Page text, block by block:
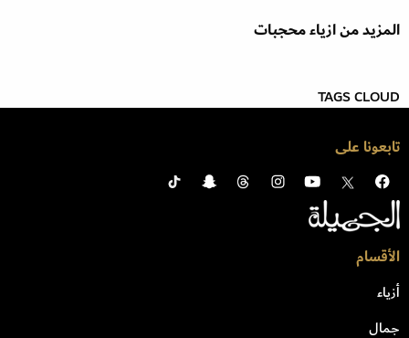
المزيد من ازياء محجبات
TAGS CLOUD
تابعونا على
الأقسام
أزياء
جمال